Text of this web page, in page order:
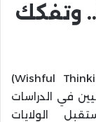
وتفكك
في إطار مقاومتي للتفكير الرغبي (Wishful Thinking)
في الدراسات
الولايات